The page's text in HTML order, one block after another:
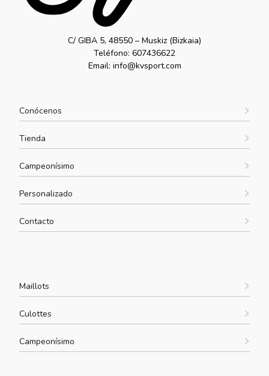
C/ GIBA 5, 48550 – Muskiz (Bizkaia)
Teléfono: 607436622
Email: info@kvsport.com
Conócenos
Tienda
Campeonísimo
Personalizado
Contacto
Maillots
Culottes
Campeonísimo